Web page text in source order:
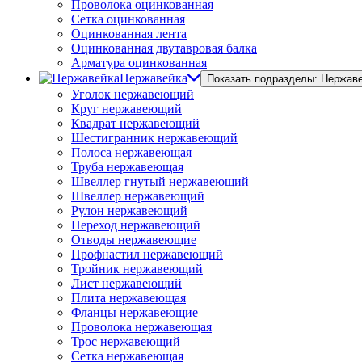
Проволока оцинкованная
Сетка оцинкованная
Оцинкованная лента
Оцинкованная двутавровая балка
Арматура оцинкованная
Нержавейка
Показать подразделы:
Уголок нержавеющий
Круг нержавеющий
Квадрат нержавеющий
Шестигранник нержавеющий
Полоса нержавеющая
Труба нержавеющая
Швеллер гнутый нержавеющий
Швеллер нержавеющий
Рулон нержавеющий
Переход нержавеющий
Отводы нержавеющие
Профнастил нержавеющий
Тройник нержавеющий
Лист нержавеющий
Плита нержавеющая
Фланцы нержавеющие
Проволока нержавеющая
Трос нержавеющий
Сетка нержавеющая